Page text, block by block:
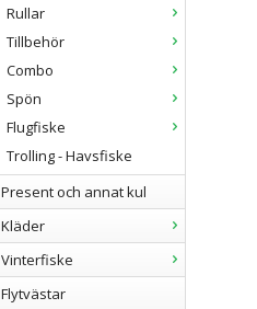
Rullar
Tillbehör
Combo
Spön
Flugfiske
Trolling - Havsfiske
Present och annat kul
Kläder
Vinterfiske
Flytvästar